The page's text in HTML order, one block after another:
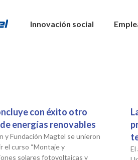
Innovación social
con éxito otro
energías renovables
y Fundación Magtel se unieron
el curso “Montaje y
solares fotovoltaicas y
El